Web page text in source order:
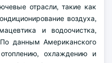
отрасли, такие как
воздуха,
и водоочистка,
данным Американского
охлаждению и